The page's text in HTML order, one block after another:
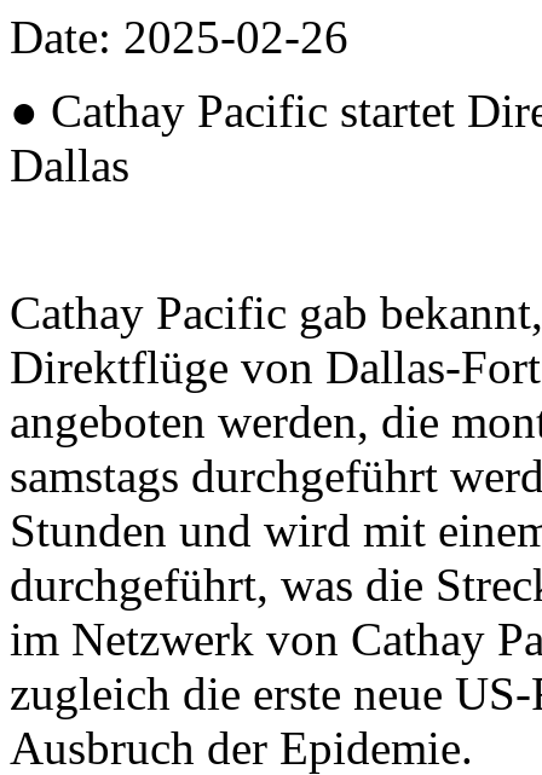
Date: 2025-02-26
● Cathay Pacific startet
Dallas
Cathay Pacific gab
Direktflüge von Dallas-
angeboten werden, die
samstags durchgeführt
Stunden und wird mit
durchgeführt, was die
im Netzwerk von Cathay
zugleich die erste neue
Ausbruch der Epidemie.